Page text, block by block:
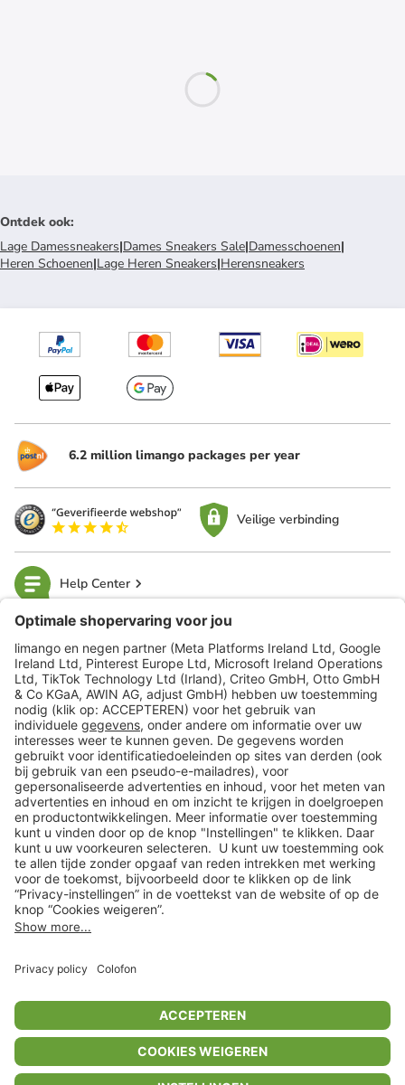
In winkelwagentje voor
Ontdek ook:
Lage Damessneakers|Dames Sneakers Sale|Damesschoenen|
Heren Schoenen|Lage Heren Sneakers|Herensneakers
6.2 million limango packages per year
Veilige verbinding
Help Center
limango
Veilig winkelen
Klantenservice
Shop
Acties
limango.de limango.pl
** Alle prijsopgaven zijn inclusief belasting en exclusief verzendkosten